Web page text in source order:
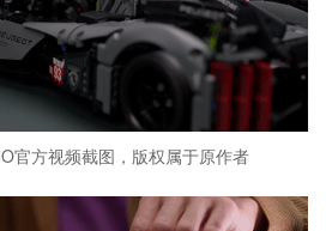
官方视频截图，版权属于原作者